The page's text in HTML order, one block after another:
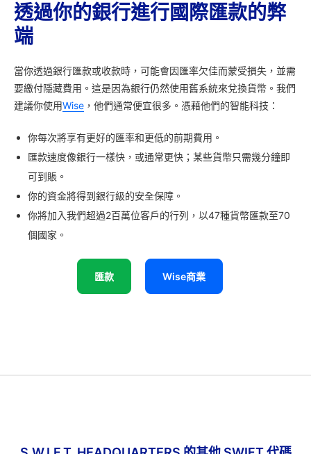
透過你的銀行進行國際匯款的弊
端
當你透過銀行匯款或收款時，可能會因匯率欠佳而蒙受損失，並需
要繳付隱藏費用。這是因為銀行仍然使用舊系統來兌換貨幣。我們
建議你使用Wise ，他們通常便宜很多。憑藉他們的智能科技：
你每次將享有更好的匯率和更低的前期費用。
匯款速度像銀行一樣快，或通常更快；某些貨幣只需幾分鐘即
可到賬。
你的資金將得到銀行級的安全保障。
你將加入我們超過2百萬位客戶的行列，以47種貨幣匯款至70
個國家。
匯款 Wise商業